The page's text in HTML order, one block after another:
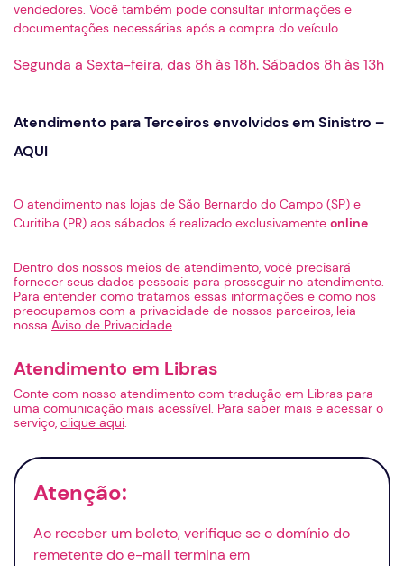
vendedores. Você também pode consultar informações e
documentações necessárias após a compra do veículo.
Segunda a Sexta-feira, das 8h às 18h. Sábados 8h às 13h
Atendimento para Terceiros envolvidos em Sinistro –
AQUI
O atendimento nas lojas de São Bernardo do Campo (SP) e
Curitiba (PR) aos sábados é realizado exclusivamente online.
Dentro dos nossos meios de atendimento, você precisará
fornecer seus dados pessoais para prosseguir no atendimento.
Para entender como tratamos essas informações e como nos
preocupamos com a privacidade de nossos parceiros, leia
nossa Aviso de Privacidade.
Atendimento em Libras
Conte com nosso atendimento com tradução em Libras para
uma comunicação mais acessível. Para saber mais e acessar o
serviço, clique aqui.
Atenção:
Ao receber um boleto, verifique se o domínio do
remetente doe-mail termina em